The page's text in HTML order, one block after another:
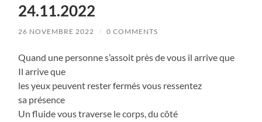
24.11.2022
26 NOVEMBRE 2022 / 0 COMMENTS
Quand une personne s’assoit près de vous il arrive que
Il arrive que
les yeux peuvent rester fermés vous ressentez
sa présence
Un fluide vous traverse le corps, du côté